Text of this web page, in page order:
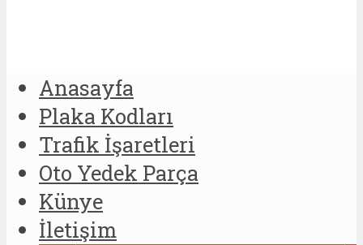
Anasayfa
Plaka Kodları
Trafik İşaretleri
Oto Yedek Parça
Künye
İletişim